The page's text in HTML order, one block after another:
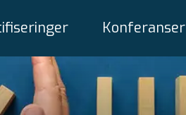
Konferanser